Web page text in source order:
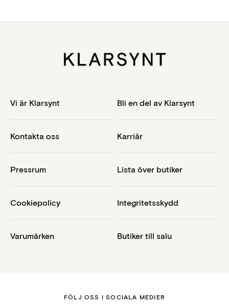
Vi är Klarsynt Bli en del av Klarsynt
Kontakta oss Karriär
Pressrum Lista över butiker
Cookiepolicy Integritetsskydd
Varumärken Butiker till salu
FÖLJ OSS I SOCIALA MEDIER